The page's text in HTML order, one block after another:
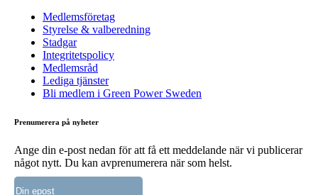
Medlemsföretag
Styrelse & valberedning
Stadgar
Integritetspolicy
Medlemsråd
Lediga tjänster
Bli medlem i Green Power Sweden
Prenumerera på nyheter
Ange din e-post nedan för att få ett meddelande när vi publicerar
något nytt. Du kan avprenumerera när som helst.